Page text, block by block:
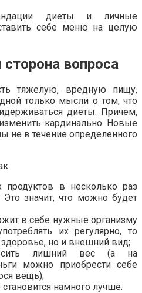
диеты и личные
себе меню на целую
сторона вопроса
тяжелую, вредную пищу,
только мысли о том, что
диеты. Причем,
кардинально. Новые
не в течение определенного
продуктов в несколько раз
значит, что можно будет
в себе нужные организму
их регулярно, то
здоровье, но и внешний вид;
лишний вес (а на
можно приобрести себе
вещь);
намного лучше.